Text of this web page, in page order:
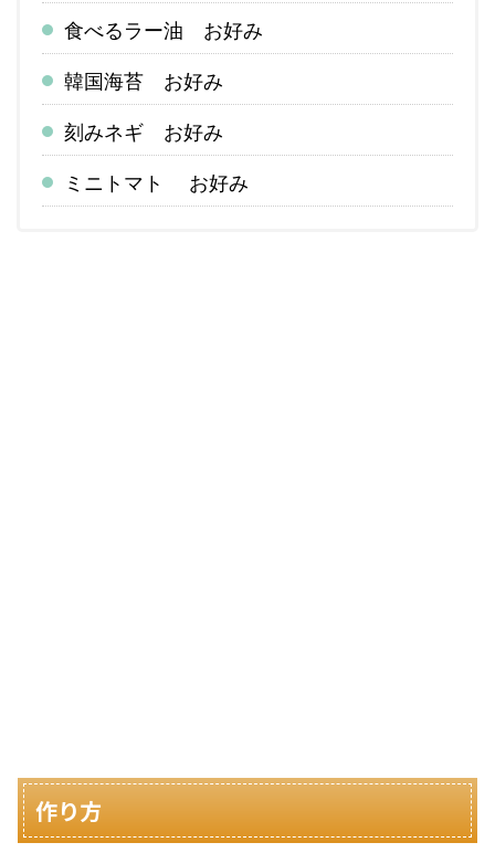
食べるラー油 お好み
韓国海苔 お好み
刻みネギ お好み
ミニトマト お好み
作り方